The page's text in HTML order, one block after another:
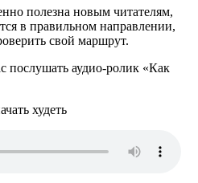
полезна новым читателям,
в правильном направлении,
свой маршрут.
послушать аудио-ролик «Как